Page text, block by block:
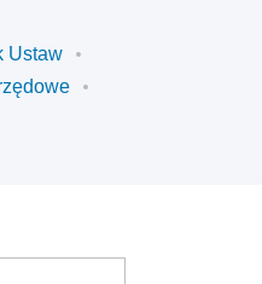
Ustaw